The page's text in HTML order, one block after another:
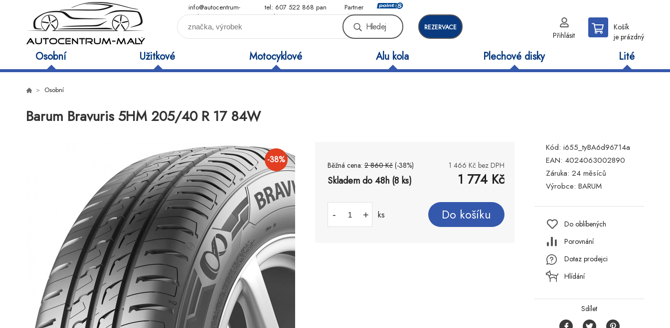
info@autocentrum-
maly.cz
tel: 607 522 868 pan
Malý
Partner
sítě
Hledej REZERVACE
Přihlásit
Košík
je prázdný
Osobní Užitkové Motocyklové Alu kola Plechové disky Lité
Osobní
Barum Bravuris 5HM 205/40 R 17 84W
-38% Běžná cena: 2 860 Kč (-38%) 1 466 Kč bez DPH
Skladem do 48h (8 ks) 1 774 Kč
- + ks Do košíku
Kód: i655_tyBA6d96714a
EAN: 4024063002890
Záruka: 24 měsíců
Výrobce: BARUM
Do oblíbených
Porovnání
Dotaz prodejci
Hlídání
Sdílet